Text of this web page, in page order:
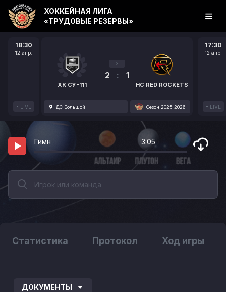
18:30
12 апр.
LIVE
ХК СУ-111
3
2 : 1
HC RED ROCKETS
ДС Большой Сезон 2025-2026
17:30
12 апр.
LIVE
ХОККЕЙНАЯ ЛИГА
«ТРУДОВЫЕ РЕЗЕРВЫ»
Гимн 3:05
Статистика Протокол Ход игры
ДОКУМЕНТЫ